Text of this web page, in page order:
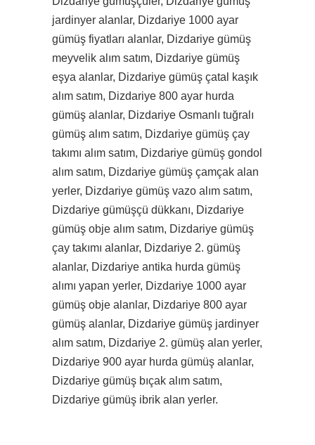
jardinyer alanlar, Dizdariye 1000 ayar
gümüş fiyatları alanlar, Dizdariye gümüş
meyvelik alım satım, Dizdariye gümüş
eşya alanlar, Dizdariye gümüş çatal kaşık
alım satım, Dizdariye 800 ayar hurda
gümüş alanlar, Dizdariye Osmanlı tuğralı
gümüş alım satım, Dizdariye gümüş çay
takımı alım satım, Dizdariye gümüş gondol
alım satım, Dizdariye gümüş çamçak alan
yerler, Dizdariye gümüş vazo alım satım,
Dizdariye gümüşçü dükkanı, Dizdariye
gümüş obje alım satım, Dizdariye gümüş
çay takımı alanlar, Dizdariye 2. gümüş
alanlar, Dizdariye antika hurda gümüş
alımı yapan yerler, Dizdariye 1000 ayar
gümüş obje alanlar, Dizdariye 800 ayar
gümüş alanlar, Dizdariye gümüş jardinyer
alım satım, Dizdariye 2. gümüş alan yerler,
Dizdariye 900 ayar hurda gümüş alanlar,
Dizdariye gümüş bıçak alım satım,
Dizdariye gümüş ibrik alan yerler.